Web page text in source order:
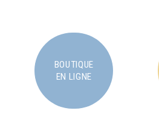
BOUTIQUE
EN LIGNE